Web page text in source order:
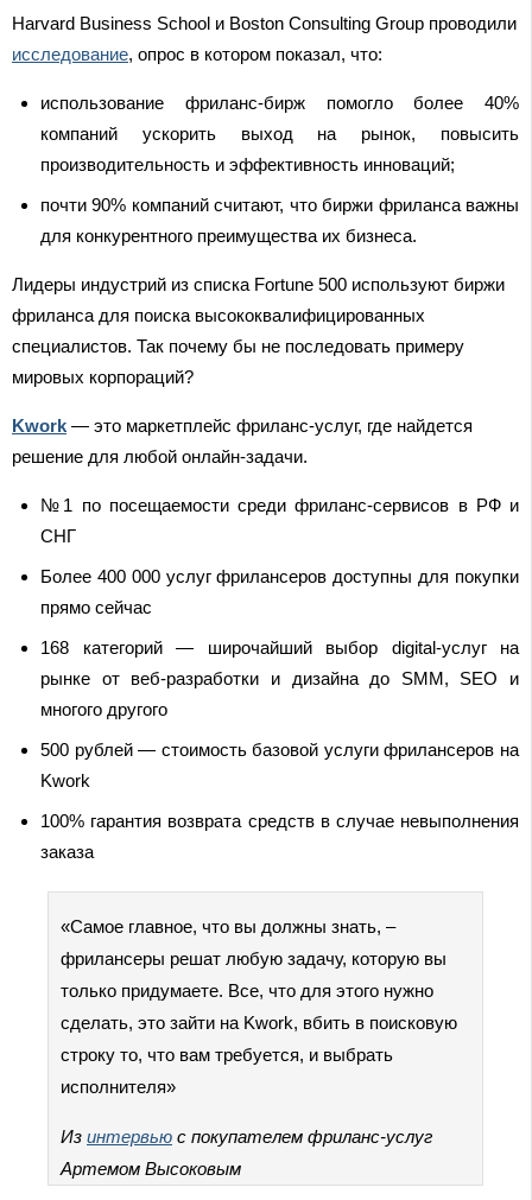
Harvard Business School и Boston Consulting Group проводили
исследование, опрос в котором показал, что:
использование фриланс-бирж помогло более 40%
компаний ускорить выход на рынок, повысить
производительность и эффективность инноваций;
почти 90% компаний считают, что биржи фриланса важны
для конкурентного преимущества их бизнеса.
Лидеры индустрий из списка Fortune 500 используют биржи
фриланса для поиска высококвалифицированных
специалистов. Так почему бы не последовать примеру
мировых корпораций?
Kwork — это маркетплейс фриланс-услуг, где найдется
решение для любой онлайн-задачи.
№1 по посещаемости среди фриланс-сервисов в РФ и
СНГ
Более 400 000 услуг фрилансеров доступны для покупки
прямо сейчас
168 категорий — широчайший выбор digital-услуг на
рынке от веб-разработки и дизайна до SMM, SEO и
многого другого
500 рублей — стоимость базовой услуги фрилансеров на
Kwork
100% гарантия возврата средств в случае невыполнения
заказа
«Самое главное, что вы должны знать, –
фрилансеры решат любую задачу, которую вы
только придумаете. Все, что для этого нужно
сделать, это зайти на Kwork, вбить в поисковую
строку то, что вам требуется, и выбрать
исполнителя»
Из интервью с покупателем фриланс-услуг
Артемом Высоковым